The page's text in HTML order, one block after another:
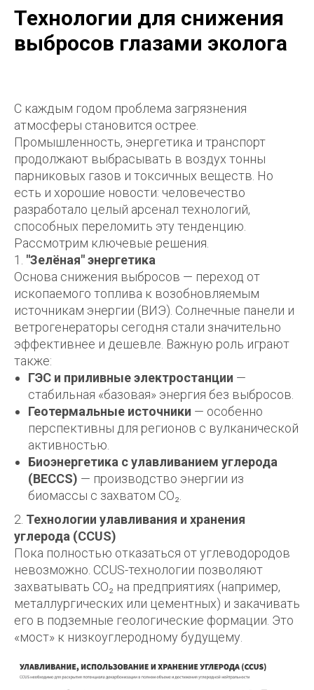
Технологии для снижения
выбросов глазами эколога
С каждым годом проблема загрязнения
атмосферы становится острее.
Промышленность, энергетика и транспорт
продолжают выбрасывать в воздух тонны
парниковых газов и токсичных веществ. Но
есть и хорошие новости: человечество
разработало целый арсенал технологий,
способных переломить эту тенденцию.
Рассмотрим ключевые решения.
1. "Зелёная" энергетика
Основа снижения выбросов — переход от
ископаемого топлива к возобновляемым
источникам энергии (ВИЭ). Солнечные панели и
ветрогенераторы сегодня стали значительно
эффективнее и дешевле. Важную роль играют
также:
ГЭС и приливные электростанции —
стабильная «базовая» энергия без выбросов.
Геотермальные источники — особенно
перспективны для регионов с вулканической
активностью.
Биоэнергетика с улавливанием углерода
(BECCS) — производство энергии из
биомассы с захватом CO₂.
2. Технологии улавливания и хранения
углерода (CCUS)
Пока полностью отказаться от углеводородов
невозможно. CCUS-технологии позволяют
захватывать CO₂ на предприятиях (например,
металлургических или цементных) и закачивать
его в подземные геологические формации. Это
«мост» к низкоуглеродному будущему.